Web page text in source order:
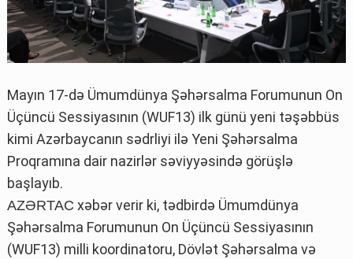
Mayın 17-də Ümumdünya Şəhərsalma Forumunun On
Üçüncü Sessiyasının (WUF13) ilk günü yeni təşəbbüs
kimi Azərbaycanın sədrliyi ilə Yeni Şəhərsalma
Proqramına dair nazirlər səviyyəsində görüşlə
başlayıb.
AZƏRTAC xəbər verir ki, tədbirdə Ümumdünya
Şəhərsalma Forumunun On Üçüncü Sessiyasının
(WUF13) milli koordinatoru, Dövlət Şəhərsalma və